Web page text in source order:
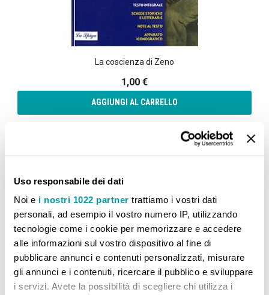
Uso responsabile dei dati
Noi e i nostri 1022 partner trattiamo i vostri dati
personali, ad esempio il vostro numero IP, utilizzando
tecnologie come i cookie per memorizzare e accedere
alle informazioni sul vostro dispositivo al fine di
pubblicare annunci e contenuti personalizzati, misurare
gli annunci e i contenuti, ricercare il pubblico e sviluppare
i servizi. Avete la possibilità di scegliere chi utilizza i
La coscienza di Zeno
1,00 €
AGGIUNGI AL CARRELLO
Aggiungi al
CONFRONTA PRODOTTI
Non ci sono articoli da confrontare.